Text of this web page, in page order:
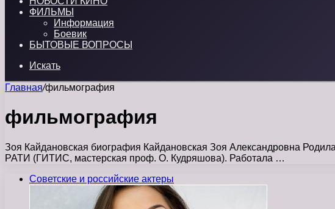
ФИЛЬМЫ
Информация
Боевик
БЫТОВЫЕ ВОПРОСЫ
Искать
Главная/фильмография
фильмография
Зоя Кайдановская биография Кайдановская Зоя Александровна
РАТИ (ГИТИС, мастерская проф. О. Кудряшова). Работала …
Советские и российские актеры